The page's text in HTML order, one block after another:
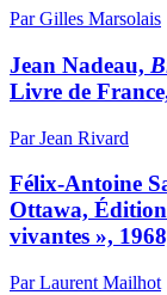
Par Gilles Marsolais
Jean Nadeau,
Livre de
Par Jean Rivard
Félix-Antoine
Ottawa,
vivantes »,
Par Laurent Mailhot